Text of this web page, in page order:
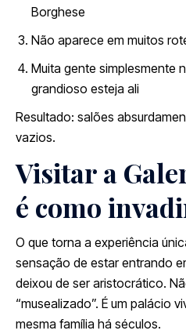
Borghese
Não aparece em muitos
Muita gente simplesmente
grandioso esteja ali
Resultado: salões
vazios.
Visitar a
é como
O que torna a experiência
sensação de estar entrando
deixou de ser aristocrático.
“musealizado”. É um palácio
mesma família há séculos.